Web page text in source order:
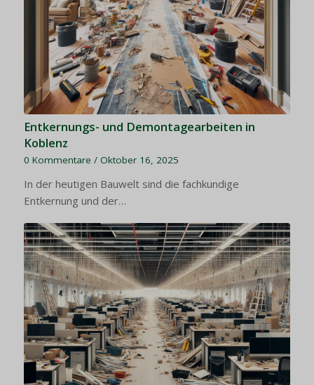
Entkernungs- und Demontagearbeiten in
Koblenz
0 Kommentare / Oktober 16, 2025
In der heutigen Bauwelt sind die fachkundige
Entkernung und der…